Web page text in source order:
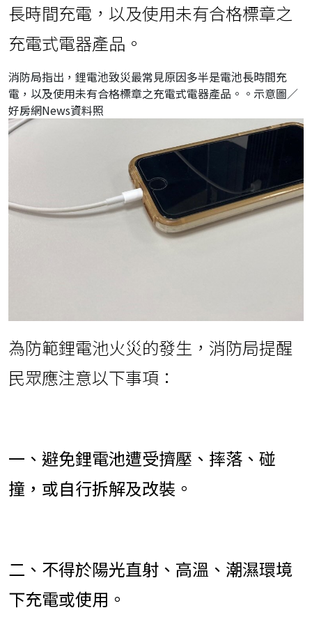
長時間充電，以及使用未有合格標章之
充電式電器產品。
消防局指出，鋰電池致災最常見原因多半是電池長時間充
電，以及使用未有合格標章之充電式電器產品。。示意圖／
好房網News資料照
為防範鋰電池火災的發生，消防局提醒
民眾應注意以下事項：
一、避免鋰電池遭受擠壓、摔落、碰
撞，或自行拆解及改裝。
二、不得於陽光直射、高溫、潮濕環境
下充電或使用。